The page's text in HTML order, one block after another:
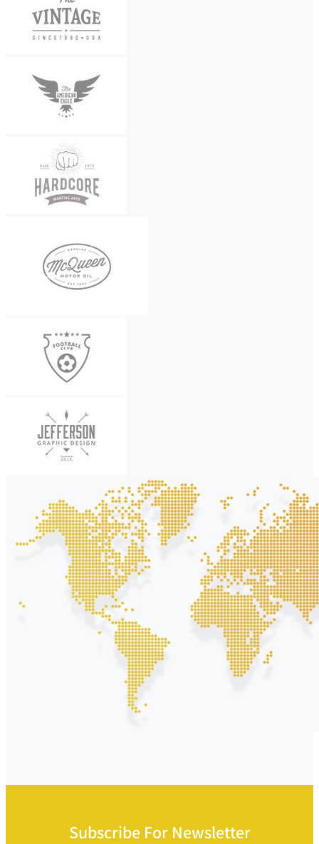
Subscribe For Newsletter